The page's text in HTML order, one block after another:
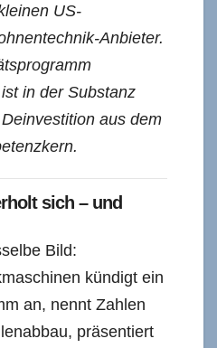
US-
Anbieter.
in der Substanz
aus dem
sich – und
Bild:
kündigt ein
an, nennt Zahlen
präsentiert